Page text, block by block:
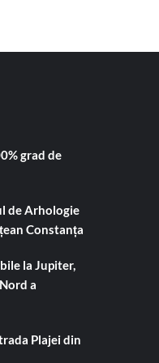
grad de
de Arhologie
Constanța
la Jupiter,
a
Plajei din